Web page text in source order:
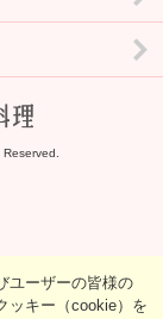
ユーザーの皆様の
ッキー（cookie）を